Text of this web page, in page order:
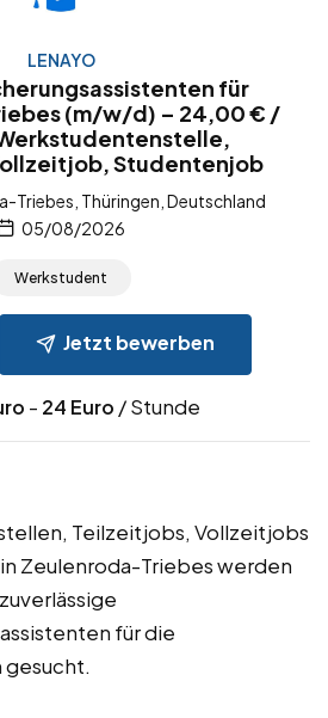
LENAYO
für
(m/w/d) – 24,00 € /
Studentenjob
Triebes, Thüringen, Deutschland
05/08/2026
Werkstudent
Jetzt bewerben
- 24 Euro / Stunde
Teilzeitjobs, Vollzeitjobs
Zeulenroda-Triebes werden
für die